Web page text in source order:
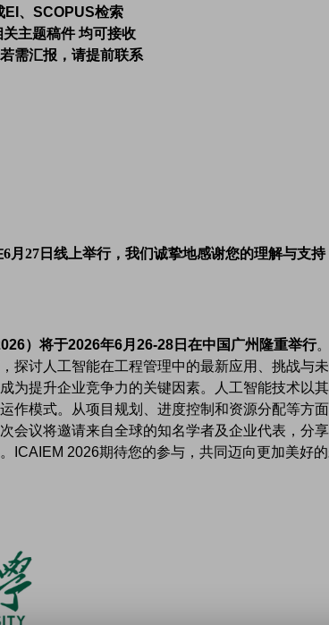
EI、SCOPUS检索
主题稿件 均可接收
需汇报，请提前联系
27日线上举行，我们诚挚地感谢您的理解与支持
）将于2026年6月26-28日在中国广州隆重举行
探讨人工智能在工程管理中的最新应用、挑战与
为提升企业竞争力的关键因素。人工智能技术以
作模式。从项目规划、进度控制和资源分配等方
会议将邀请来自全球的知名学者及企业代表，分
ICAIEM 2026期待您的参与，共同迈向更加美好